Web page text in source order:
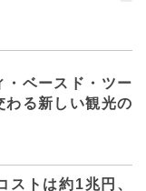
・ベースド・ツー
る新しい観光の
ストは約1兆円、